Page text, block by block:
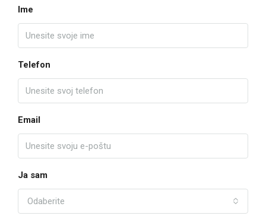
Ime
Telefon
Email
Ja sam
Odaberite